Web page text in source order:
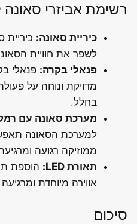
רשימת אביזרי סאונה
כיריית סאונה: כיריית
לשפר את חוויית
פנאלי בקרה: פנאלי
מדויקת ונוחה על
בחלל.
מערכת סאונה עם
למערכת הסאונה
ממוזיקה רגועה
תאורת LED:
אווירה מיוחדת
סיכום